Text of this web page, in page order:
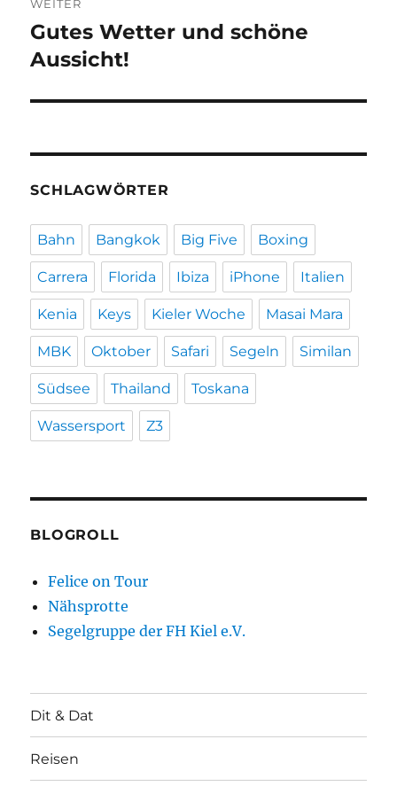
WEITER
Nächster
Beitrag:
Gutes Wetter und schöne
Aussicht!
SCHLAGWÖRTER
Bahn Bangkok Big Five Boxing
Carrera Florida Ibiza iPhone Italien
Kenia Keys Kieler Woche Masai Mara
MBK Oktober Safari Segeln Similan
Südsee Thailand Toskana
Wassersport Z3
BLOGROLL
Felice on Tour
Nähsprotte
Segelgruppe der FH Kiel e.V.
Dit & Dat
Reisen